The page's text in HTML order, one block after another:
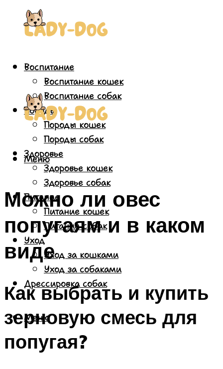
Воспитание
Воспитание кошек
Воспитание собак
Породы
Породы кошек
Породы собак
Здоровье
Здоровье кошек
Здоровье собак
Питание
Питание кошек
Питание собак
Уход
Уход за кошками
Уход за собаками
Дрессировка собак
Меню
Меню
Можно ли овес
попугаям и в каком
виде
Как выбрать и купить
зерновую смесь для
попугая?